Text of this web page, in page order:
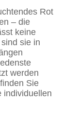
Rot
– die
keine
sie in
werden
Sie
individuellen